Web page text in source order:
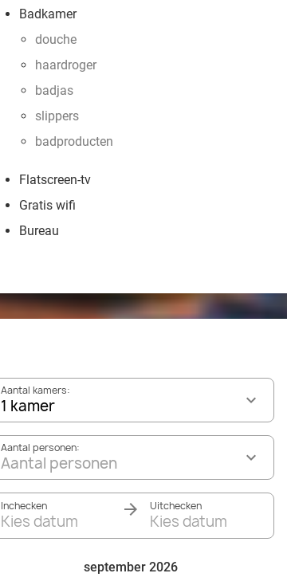
Badkamer
douche
haardroger
badjas
slippers
badproducten
Flatscreen-tv
Gratis wifi
Bureau
Aantal kamers:
1 kamer
Aantal personen:
Aantal personen
Inchecken
Kies datum
Uitchecken
Kies datum
september 2026